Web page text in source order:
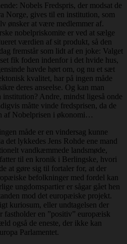
Nobels Fredspris, der modsat de
Norge, gives til en institution, som
ønsker at være medlemmer af.
nobelpriskomite er ved at sælge
værdien af sit produkt, så den
fremstår som lidt af en joke: Valget
fik foden indenfor i det hvide hus,
havde hørt om, og nu et sæt
kvalitet, har på ingen måde
deres anseelse. Og kan man
Andre, mindst ligeså onde
måtte vinde fredsprisen, da de
af Nobelprisen i økonomi…
måde er en vindersag kunne
det lykkedes Jens Rohde ene mand
vandkæmmede landsmøde,
til en kronik i Berlingske, hvori
at gøre sig til fortaler for, at der
befolkninger med fordel kan
ungdomspartier er sågar gået hen
mod det europæiske projekt.
kuriosum, eller undtagelsen der
fastholder en ”positiv” europæisk
også de eneste, der ikke kan
Parlamentet.